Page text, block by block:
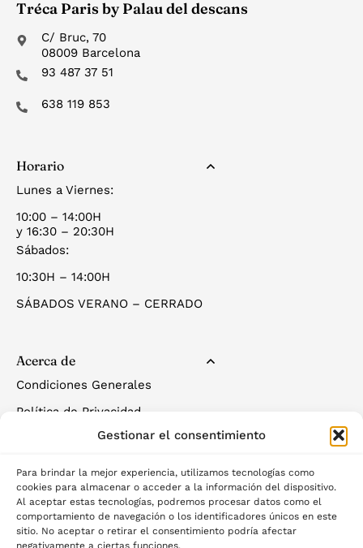
Gestionar el consentimiento
Para brindar la mejor experiencia, utilizamos tecnologías como
cookies para almacenar o acceder a la información del dispositivo.
Al aceptar estas tecnologías, podremos procesar datos como el
comportamiento de navegación o los identificadores únicos en este
sitio. No aceptar o retirar el consentimiento podría afectar
negativamente a ciertas funciones.
Tréca Paris by Palau del descans
C/ Bruc, 70
08009 Barcelona
93 487 37 51
638 119 853
Horario
Lunes a Viernes:
10:00 – 14:00H
y 16:30 – 20:30H
Sábados:
10:30H – 14:00H
SÁBADOS VERANO – CERRADO
Acerca de
Condiciones Generales
Política de Privacidad
Política de Cookies